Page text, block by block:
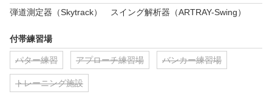
弾道測定器（Skytrack）　スイング解析器（ARTRAY-Swing）
付帯練習場
パター練習 アプローチ練習場 バンカー練習場
トレーニング施設